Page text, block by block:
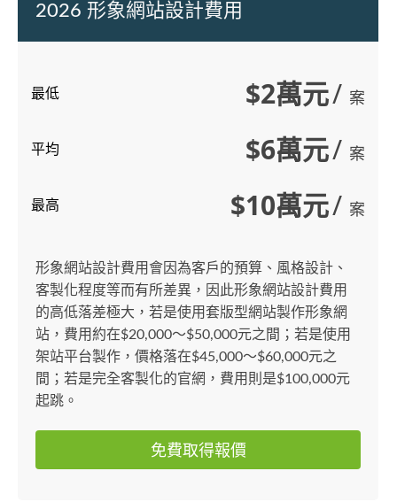
2026 形象網站設計費用
最低 $2萬元/ 案
平均 $6萬元/ 案
最高 $10萬元/ 案
形象網站設計費用會因為客戶的預算、風格設計、
客製化程度等而有所差異，因此形象網站設計費用
的高低落差極大，若是使用套版型網站製作形象網
站，費用約在$20,000～$50,000元之間；若是使用
架站平台製作，價格落在$45,000～$60,000元之
間；若是完全客製化的官網，費用則是$100,000元
起跳。
免費取得報價